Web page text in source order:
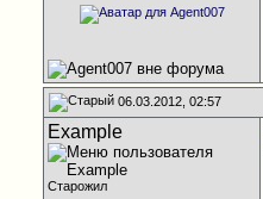
06.03.2012, 02:57
Example
Старожил